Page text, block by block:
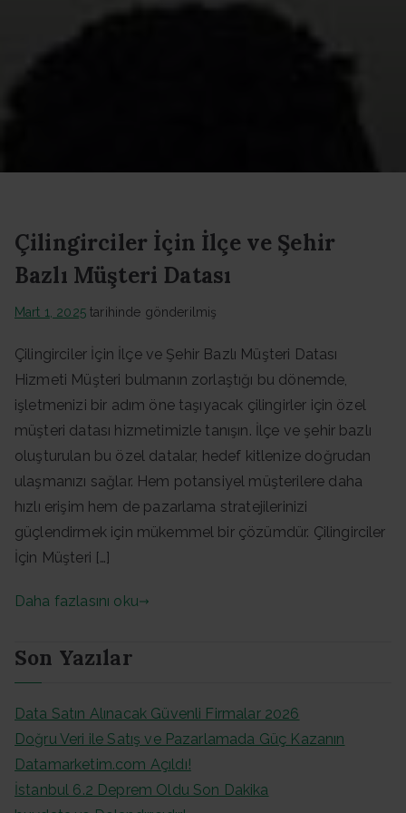
Data
Çilingirciler İçin İlçe ve Şehir
Bazlı Müşteri Datası
Mart 1, 2025tarihinde gönderilmiş
Çilingirciler İçin İlçe ve Şehir Bazlı Müşteri Datası
Hizmeti Müşteri bulmanın zorlaştığı bu dönemde,
işletmenizi bir adım öne taşıyacak çilingirler için özel
müşteri datası hizmetimizle tanışın. İlçe ve şehir bazlı
oluşturulan bu özel datalar, hedef kitlenize doğrudan
ulaşmanızı sağlar. Hem potansiyel müşterilere daha
hızlı erişim hem de pazarlama stratejilerinizi
güçlendirmek için mükemmel bir çözümdür. Çilingirciler
İçin Müşteri […]
Daha fazlasını oku
Son Yazılar
Data Satın Alınacak Güvenli Firmalar 2026
Doğru Veri ile Satış ve Pazarlamada Güç Kazanın
Datamarketim.com Açıldı!
İstanbul 6.2 Deprem Oldu Son Dakika